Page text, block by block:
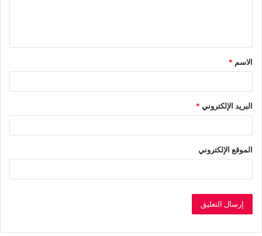
ق
*
الاسم *
البريد الإلكتروني *
الموقع الإلكتروني